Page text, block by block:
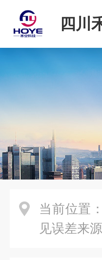
四川
当前位置：
见误差来